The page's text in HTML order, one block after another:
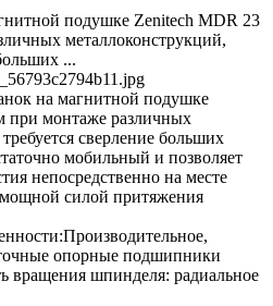
подушке Zenitech MDR 23
металлоконструкций,
...
на магнитной подушке
при монтаже различных
сверление больших
мобильный и позволяет
непосредственно на месте
силой притяжения
опорные подшипники
вращения шпинделя: радиальное